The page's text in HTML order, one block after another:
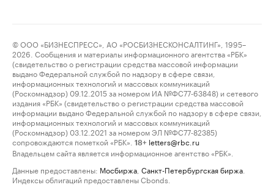
© ООО «БИЗНЕСПРЕСС», АО «РОСБИЗНЕСКОНСАЛТИНГ», 1995–
2026. Сообщения и материалы информационного агентства «РБК»
(свидетельство о регистрации средства массовой информации
выдано Федеральной службой по надзору в сфере связи,
информационных технологий и массовых коммуникаций
(Роскомнадзор) 09.12.2015 за номером ИА №ФС77-63848) и сетевого
издания «РБК» (свидетельство о регистрации средства массовой
информации выдано Федеральной службой по надзору в сфере связи,
информационных технологий и массовых коммуникаций
(Роскомнадзор) 03.12.2021 за номером ЭЛ №ФС77-82385)
сопровождаются пометкой «РБК».
18+ letters@rbc.ru
Владельцем сайта является информационное агентство «РБК».
Данные предоставлены: Мосбиржа Санкт-Петербургская биржа
Индексы облигаций предоставлены Cbonds.